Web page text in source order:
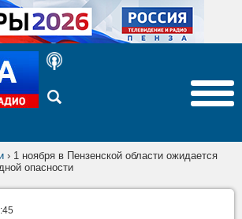
› 1 ноября в Пензенской области ожидается
опасности